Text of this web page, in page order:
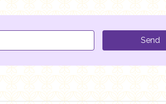
Add to cart
Send